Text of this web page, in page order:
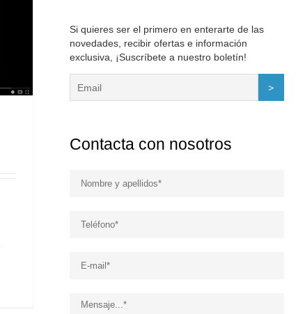
Si quieres ser el primero en enterarte de las
novedades, recibir ofertas e información
exclusiva, ¡Suscríbete a nuestro boletín!
Contacta con nosotros